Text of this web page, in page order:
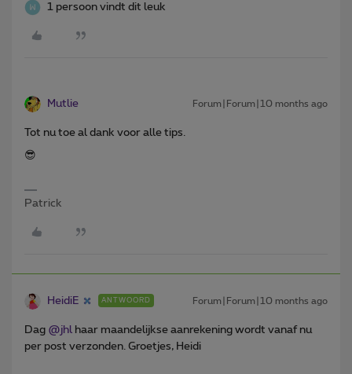
1 persoon vindt dit leuk
Mutlie Forum|Forum|10 months ago
Tot nu toe al dank voor alle tips.
😎
Patrick
HeidiE ANTWOORD Forum|Forum|10 months ago
Dag ​ @jhl haar maandelijkse aanrekening wordt vanaf nu
per post verzonden. Groetjes, Heidi